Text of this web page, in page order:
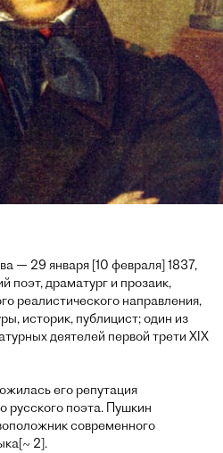
— 29 января [10 февраля] 1837,
поэт, драматург и прозаик,
реалистического направления,
историк, публицист; один из
деятелей первой трети XIX
его репутация
русского поэта. Пушкин
современного
2].